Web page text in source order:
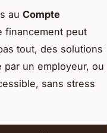
au Compte
financement peut
tout, des solutions
par un employeur, ou
sans stress